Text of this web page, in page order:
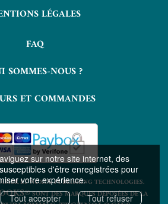
sur notre site internet, des
d'être enregistrées pour
votre expérience.
Tout accepter Tout refuser
LÉGALES
FAQ
SOMMES-NOUS ?
ET COMMANDES
ET NUXOS PUBLISHING TECHNOLOGIES.
SONT DES MARQUES DÉPOSÉES DE LA